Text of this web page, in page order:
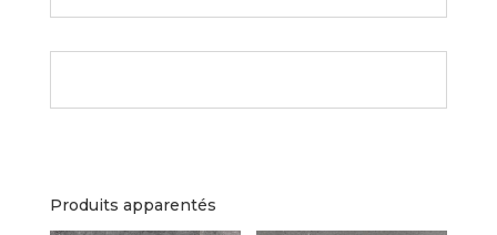
Produits apparentés